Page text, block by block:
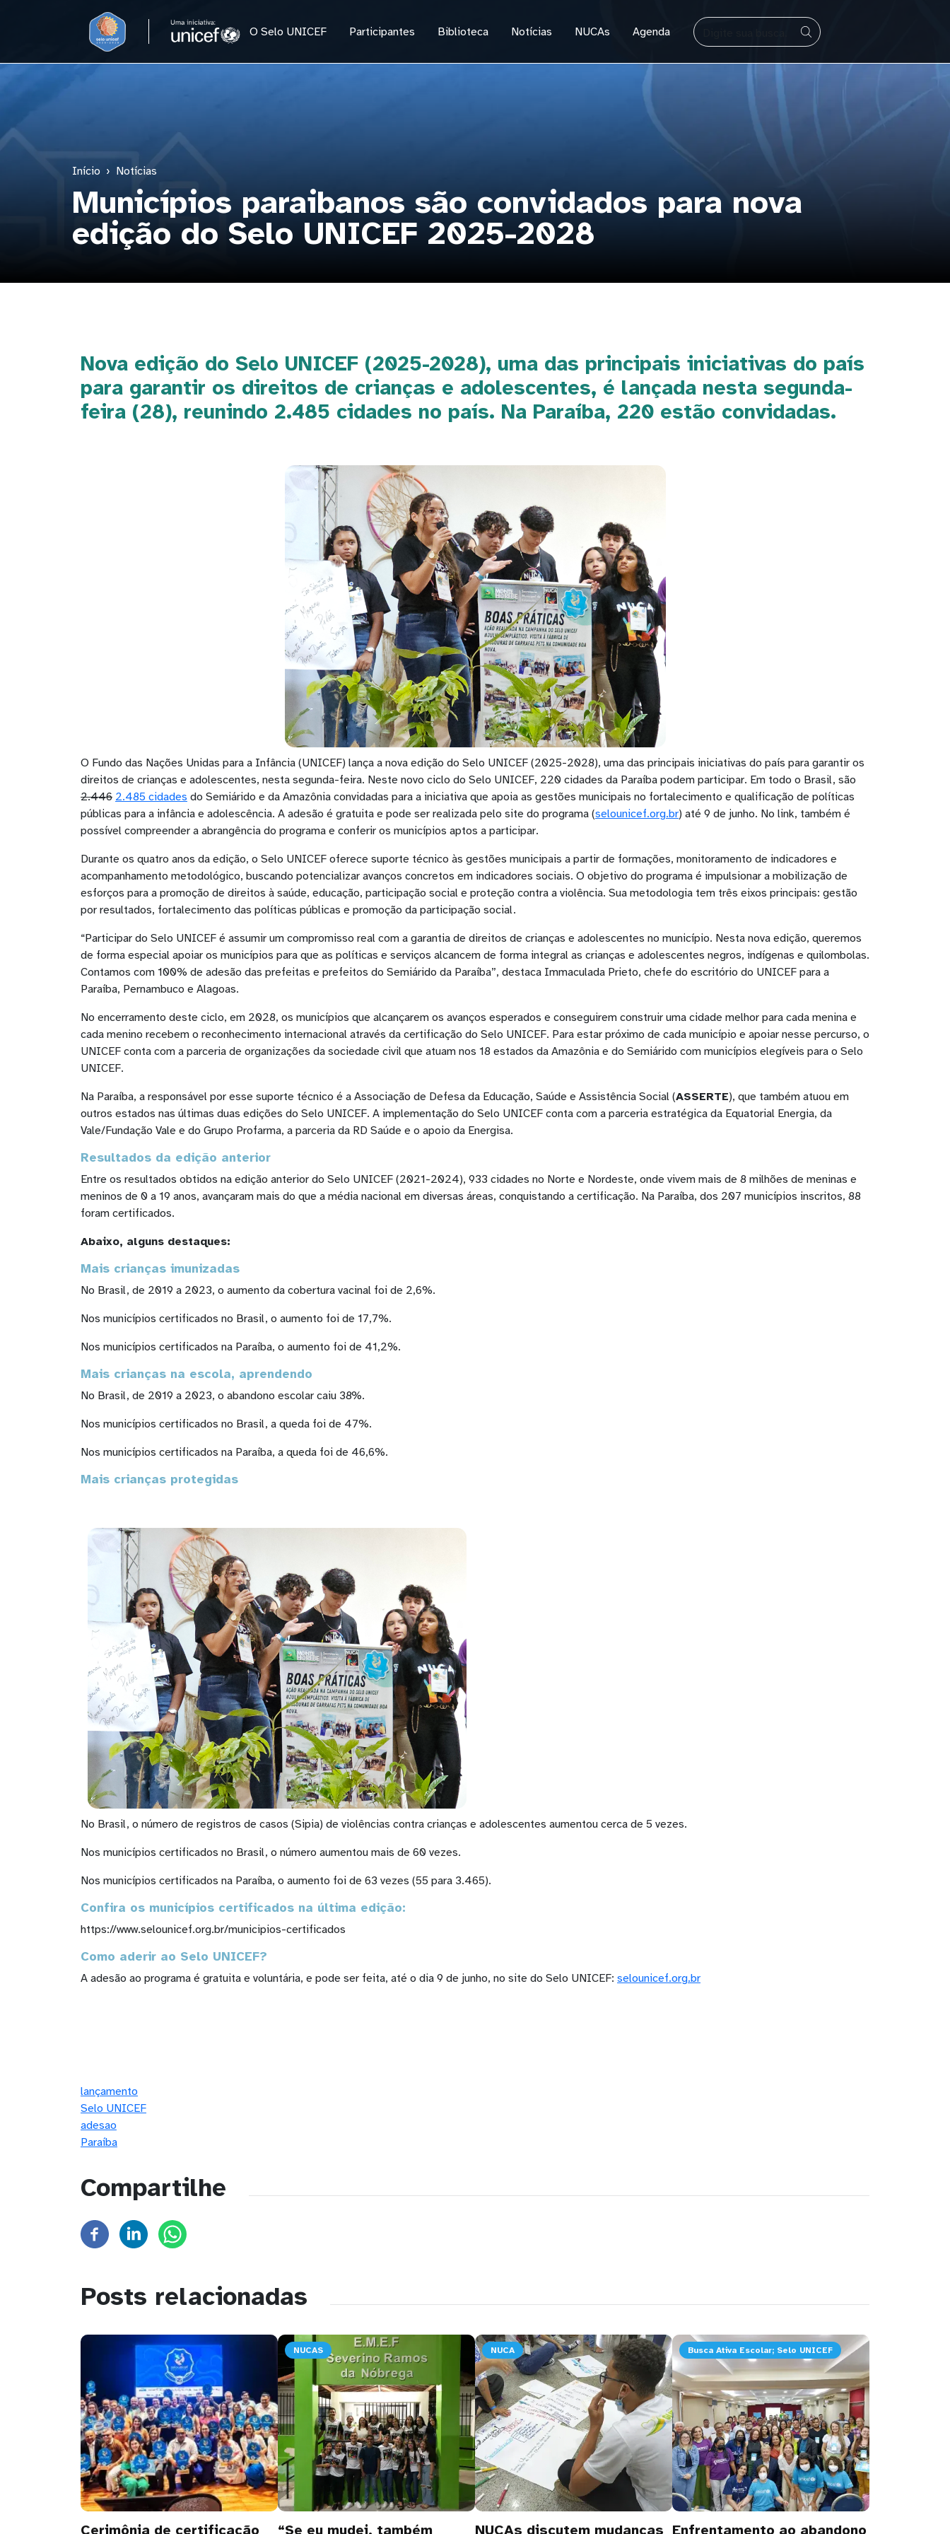
BUSCAR
O Selo UNICEF Participantes Biblioteca Notícias NUCAs Agenda
Início Notícias
Municípios paraibanos são convidados para nova
edição do Selo UNICEF 2025-2028
Nova edição do Selo UNICEF (2025-2028), uma das principais iniciativas do país
para garantir os direitos de crianças e adolescentes, é lançada nesta segunda-
feira (28), reunindo 2.485 cidades no país. Na Paraíba, 220 estão convidadas.
O Fundo das Nações Unidas para a Infância (UNICEF) lança a nova edição do Selo UNICEF (2025-2028), uma das principais iniciativas do país para garantir os
direitos de crianças e adolescentes, nesta segunda-feira. Neste novo ciclo do Selo UNICEF, 220 cidades da Paraíba podem participar. Em todo o Brasil, são
2.446 2.485 cidades do Semiárido e da Amazônia convidadas para a iniciativa que apoia as gestões municipais no fortalecimento e qualificação de políticas
públicas para a infância e adolescência. A adesão é gratuita e pode ser realizada pelo site do programa (selounicef.org.br) até 9 de junho. No link, também é
possível compreender a abrangência do programa e conferir os municípios aptos a participar.
Durante os quatro anos da edição, o Selo UNICEF oferece suporte técnico às gestões municipais a partir de formações, monitoramento de indicadores e
acompanhamento metodológico, buscando potencializar avanços concretos em indicadores sociais. O objetivo do programa é impulsionar a mobilização de
esforços para a promoção de direitos à saúde, educação, participação social e proteção contra a violência. Sua metodologia tem três eixos principais: gestão
por resultados, fortalecimento das políticas públicas e promoção da participação social.
“Participar do Selo UNICEF é assumir um compromisso real com a garantia de direitos de crianças e adolescentes no município. Nesta nova edição, queremos
de forma especial apoiar os municípios para que as políticas e serviços alcancem de forma integral as crianças e adolescentes negros, indígenas e quilombolas.
Contamos com 100% de adesão das prefeitas e prefeitos do Semiárido da Paraíba”, destaca Immaculada Prieto, chefe do escritório do UNICEF para a
Paraíba, Pernambuco e Alagoas.
No encerramento deste ciclo, em 2028, os municípios que alcançarem os avanços esperados e conseguirem construir uma cidade melhor para cada menina e
cada menino recebem o reconhecimento internacional através da certificação do Selo UNICEF. Para estar próximo de cada município e apoiar nesse percurso, o
UNICEF conta com a parceria de organizações da sociedade civil que atuam nos 18 estados da Amazônia e do Semiárido com municípios elegíveis para o Selo
UNICEF.
Na Paraíba, a responsável por esse suporte técnico é a Associação de Defesa da Educação, Saúde e Assistência Social (ASSERTE), que também atuou em
outros estados nas últimas duas edições do Selo UNICEF. A implementação do Selo UNICEF conta com a parceria estratégica da Equatorial Energia, da
Vale/Fundação Vale e do Grupo Profarma, a parceria da RD Saúde e o apoio da Energisa.
Resultados da edição anterior
Entre os resultados obtidos na edição anterior do Selo UNICEF (2021-2024), 933 cidades no Norte e Nordeste, onde vivem mais de 8 milhões de meninas e
meninos de 0 a 19 anos, avançaram mais do que a média nacional em diversas áreas, conquistando a certificação. Na Paraíba, dos 207 municípios inscritos, 88
foram certificados.
Abaixo, alguns destaques:
Mais crianças imunizadas
No Brasil, de 2019 a 2023, o aumento da cobertura vacinal foi de 2,6%.
Nos municípios certificados no Brasil, o aumento foi de 17,7%.
Nos municípios certificados na Paraíba, o aumento foi de 41,2%.
Mais crianças na escola, aprendendo
No Brasil, de 2019 a 2023, o abandono escolar caiu 38%.
Nos municípios certificados no Brasil, a queda foi de 47%.
Nos municípios certificados na Paraíba, a queda foi de 46,6%.
Mais crianças protegidas
No Brasil, o número de registros de casos (Sipia) de violências contra crianças e adolescentes aumentou cerca de 5 vezes.
Nos municípios certificados no Brasil, o número aumentou mais de 60 vezes.
Nos municípios certificados na Paraíba, o aumento foi de 63 vezes (55 para 3.465).
Confira os municípios certificados na última edição:
https://www.selounicef.org.br/municipios-certificados
Como aderir ao Selo UNICEF?
A adesão ao programa é gratuita e voluntária, e pode ser feita, até o dia 9 de junho, no site do Selo UNICEF: selounicef.org.br
lançamento
Selo UNICEF
adesao
Paraíba
Compartilhe
Posts relacionadas
Cerimônia de certificação
NUCAS
“Se eu mudei, também
NUCA
NUCAs discutem mudanças
Busca Ativa Escolar; Selo UNICEF
Enfrentamento ao abandono